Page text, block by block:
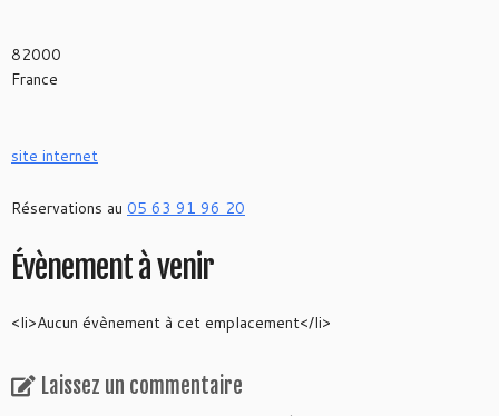
82000
France
site internet
Réservations au 05 63 91 96 20
Évènement à venir
<li>Aucun évènement à cet emplacement</li>
Laissez un commentaire